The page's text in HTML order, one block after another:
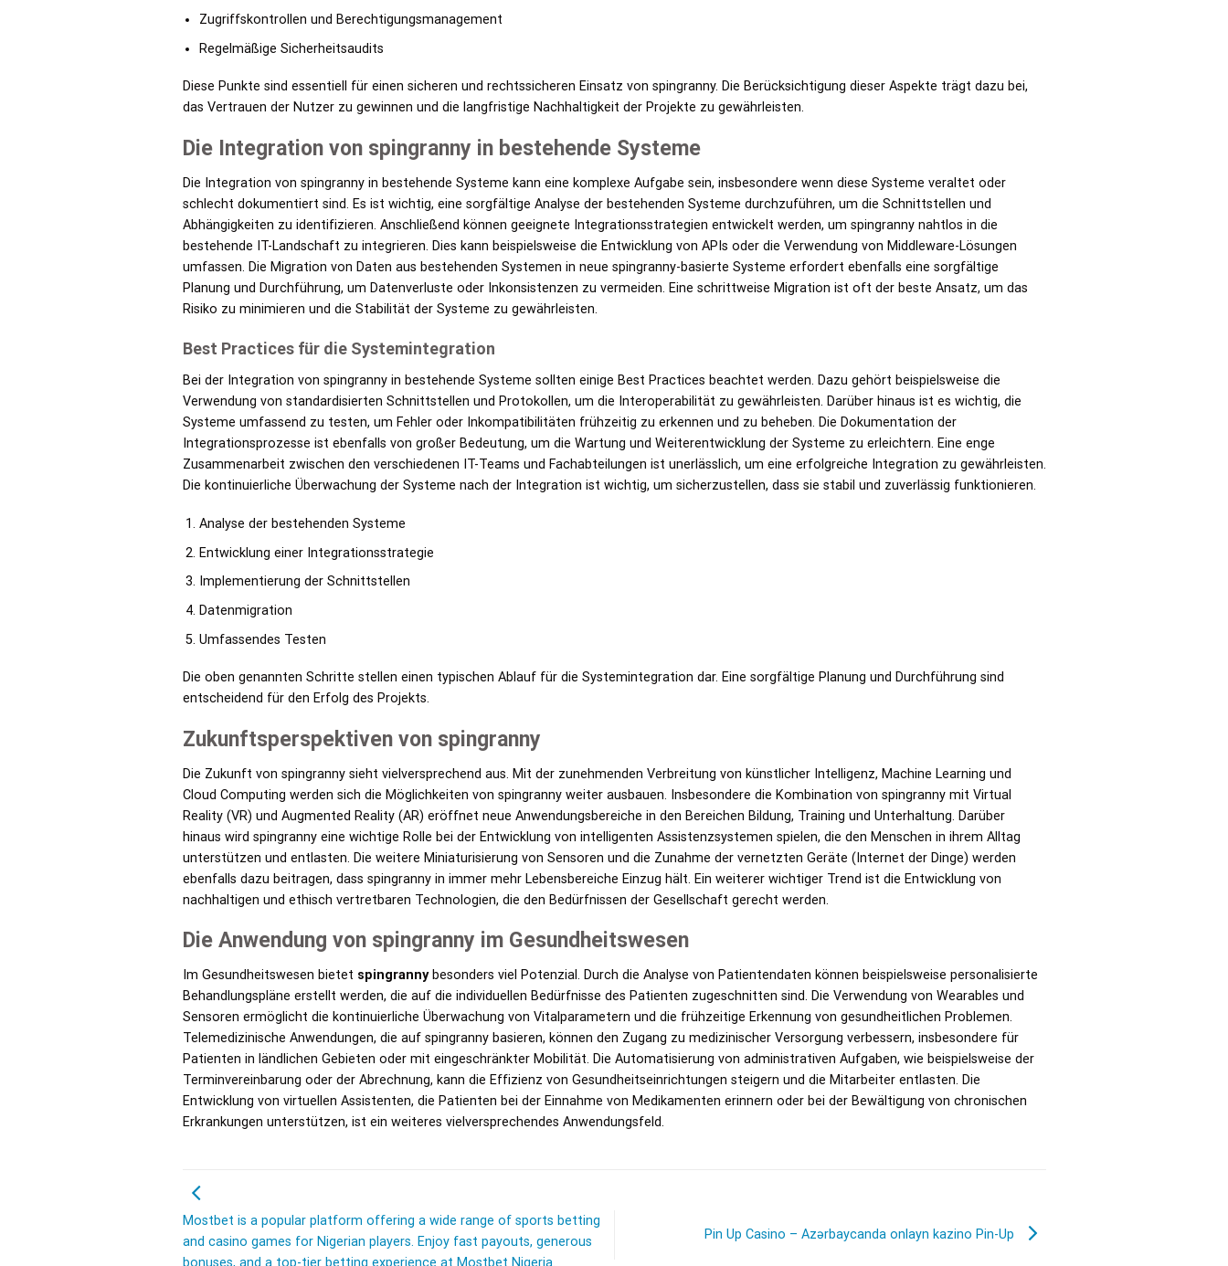
Zugriffskontrollen und Berechtigungsmanagement
Regelmäßige Sicherheitsaudits
Diese Punkte sind essentiell für einen sicheren und rechtssicheren Einsatz von spingranny. Die Berücksichtigung dieser Aspekte trägt dazu bei,
das Vertrauen der Nutzer zu gewinnen und die langfristige Nachhaltigkeit der Projekte zu gewährleisten.
Die Integration von spingranny in bestehende Systeme
Die Integration von spingranny in bestehende Systeme kann eine komplexe Aufgabe sein, insbesondere wenn diese Systeme veraltet oder
schlecht dokumentiert sind. Es ist wichtig, eine sorgfältige Analyse der bestehenden Systeme durchzuführen, um die Schnittstellen und
Abhängigkeiten zu identifizieren. Anschließend können geeignete Integrationsstrategien entwickelt werden, um spingranny nahtlos in die
bestehende IT-Landschaft zu integrieren. Dies kann beispielsweise die Entwicklung von APIs oder die Verwendung von Middleware-Lösungen
umfassen. Die Migration von Daten aus bestehenden Systemen in neue spingranny-basierte Systeme erfordert ebenfalls eine sorgfältige
Planung und Durchführung, um Datenverluste oder Inkonsistenzen zu vermeiden. Eine schrittweise Migration ist oft der beste Ansatz, um das
Risiko zu minimieren und die Stabilität der Systeme zu gewährleisten.
Best Practices für die Systemintegration
Bei der Integration von spingranny in bestehende Systeme sollten einige Best Practices beachtet werden. Dazu gehört beispielsweise die
Verwendung von standardisierten Schnittstellen und Protokollen, um die Interoperabilität zu gewährleisten. Darüber hinaus ist es wichtig, die
Systeme umfassend zu testen, um Fehler oder Inkompatibilitäten frühzeitig zu erkennen und zu beheben. Die Dokumentation der
Integrationsprozesse ist ebenfalls von großer Bedeutung, um die Wartung und Weiterentwicklung der Systeme zu erleichtern. Eine enge
Zusammenarbeit zwischen den verschiedenen IT-Teams und Fachabteilungen ist unerlässlich, um eine erfolgreiche Integration zu gewährleisten.
Die kontinuierliche Überwachung der Systeme nach der Integration ist wichtig, um sicherzustellen, dass sie stabil und zuverlässig funktionieren.
Analyse der bestehenden Systeme
Entwicklung einer Integrationsstrategie
Implementierung der Schnittstellen
Datenmigration
Umfassendes Testen
Die oben genannten Schritte stellen einen typischen Ablauf für die Systemintegration dar. Eine sorgfältige Planung und Durchführung sind
entscheidend für den Erfolg des Projekts.
Zukunftsperspektiven von spingranny
Die Zukunft von spingranny sieht vielversprechend aus. Mit der zunehmenden Verbreitung von künstlicher Intelligenz, Machine Learning und
Cloud Computing werden sich die Möglichkeiten von spingranny weiter ausbauen. Insbesondere die Kombination von spingranny mit Virtual
Reality (VR) und Augmented Reality (AR) eröffnet neue Anwendungsbereiche in den Bereichen Bildung, Training und Unterhaltung. Darüber
hinaus wird spingranny eine wichtige Rolle bei der Entwicklung von intelligenten Assistenzsystemen spielen, die den Menschen in ihrem Alltag
unterstützen und entlasten. Die weitere Miniaturisierung von Sensoren und die Zunahme der vernetzten Geräte (Internet der Dinge) werden
ebenfalls dazu beitragen, dass spingranny in immer mehr Lebensbereiche Einzug hält. Ein weiterer wichtiger Trend ist die Entwicklung von
nachhaltigen und ethisch vertretbaren Technologien, die den Bedürfnissen der Gesellschaft gerecht werden.
Die Anwendung von spingranny im Gesundheitswesen
Im Gesundheitswesen bietet spingrannybesonders viel Potenzial. Durch die Analyse von Patientendaten können beispielsweise personalisierte
Behandlungspläne erstellt werden, die auf die individuellen Bedürfnisse des Patienten zugeschnitten sind. Die Verwendung von Wearables und
Sensoren ermöglicht die kontinuierliche Überwachung von Vitalparametern und die frühzeitige Erkennung von gesundheitlichen Problemen.
Telemedizinische Anwendungen, die auf spingranny basieren, können den Zugang zu medizinischer Versorgung verbessern, insbesondere für
Patienten in ländlichen Gebieten oder mit eingeschränkter Mobilität. Die Automatisierung von administrativen Aufgaben, wie beispielsweise der
Terminvereinbarung oder der Abrechnung, kann die Effizienz von Gesundheitseinrichtungen steigern und die Mitarbeiter entlasten. Die
Entwicklung von virtuellen Assistenten, die Patienten bei der Einnahme von Medikamenten erinnern oder bei der Bewältigung von chronischen
Erkrankungen unterstützen, ist ein weiteres vielversprechendes Anwendungsfeld.
Mostbet is a popular platform offering a wide range of sports betting
and casino games for Nigerian players. Enjoy fast payouts, generous
Pin Up Casino – Azərbaycanda onlayn kazino Pin-Up